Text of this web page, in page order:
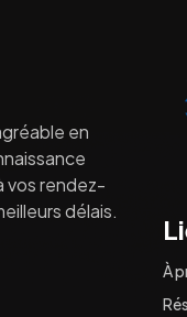
en
vos rendez-
délais.
À